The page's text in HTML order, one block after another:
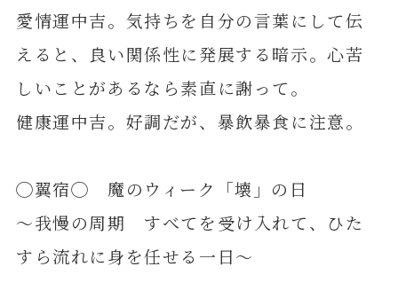
愛情運中吉。気持ちを自分の言葉にして伝
えると、良い関係性に発展する暗示。心苦
しいことがあるなら素直に謝って。
健康運中吉。好調だが、暴飲暴食に注意。
◯翼宿◯ 魔のウィーク「壊」の日
～我慢の周期 すべてを受け入れて、ひた
すら流れに身を任せる一日～